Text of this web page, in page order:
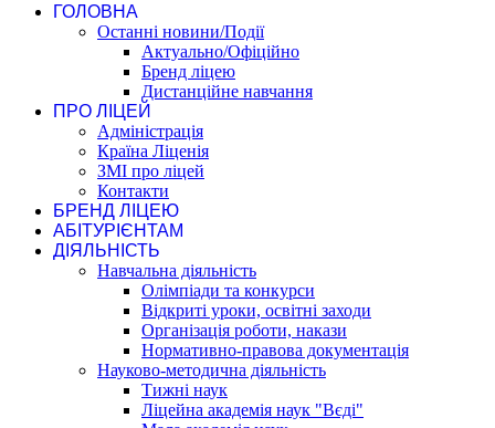
ГОЛОВНА
Останні новини/Події
Актуально/Офіційно
Бренд ліцею
Дистанційне навчання
ПРО ЛІЦЕЙ
Адміністрація
Країна Ліценія
ЗМІ про ліцей
Контакти
БРЕНД ЛІЦЕЮ
АБІТУРІЄНТАМ
ДІЯЛЬНІСТЬ
Навчальна діяльність
Олімпіади та конкурси
Відкриті уроки, освітні заходи
Організація роботи, накази
Нормативно-правова документація
Науково-методична діяльність
Тижні наук
Ліцейна академія наук "Вєді"